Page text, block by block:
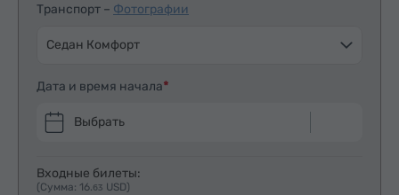
Транспорт – Фотографии
Седан Комфорт
Дата и время начала
Выбрать
Входные билеты:
(Сумма: 16.63 USD)